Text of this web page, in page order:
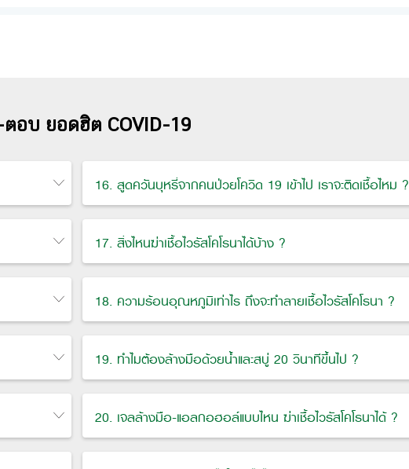
อบ ยอดฮิต COVID-19
16. สูดควันบุหรี่จากคนป่วยโควิด 19 เข้าไป เราจะติดเชื้อไหม ?
17. สิ่งไหนฆ่าเชื้อไวรัสโคโรนาได้บ้าง ?
18. ความร้อนอุณหภูมิเท่าไร ถึงจะทำลายเชื้อไวรัสโคโรนา ?
19. ทำไมต้องล้างมือด้วยน้ำและสบู่ 20 วินาทีขึ้นไป ?
20. เจลล้างมือ-แอลกอฮอล์แบบไหน ฆ่าเชื้อไวรัสโคโรนาได้ ?